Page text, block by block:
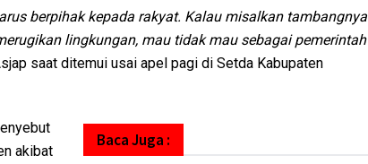
berpihak kepada rakyat. Kalau misalkan tambangnya
lingkungan, mau tidak mau sebagai pemerintah
saat ditemui usai apel pagi di Setda Kabupaten
Baca Juga :
akibat